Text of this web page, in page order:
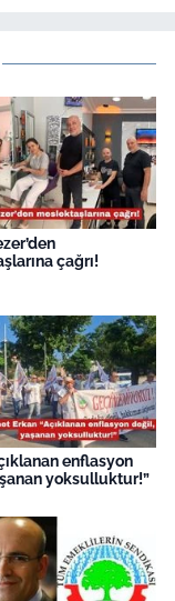
çağrı!
enflasyon
yoksulluktur!”